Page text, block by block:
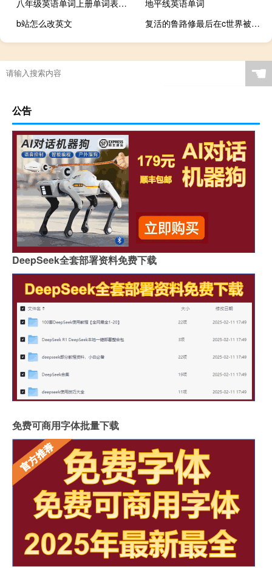
八年级英语单词上册单词表人教版
地平线英语单词
b站怎么改英文
复活的鲁路修最后在c世界被谁救了 复活的鲁鲁修剧场版
☚
公告
DeepSeek全套部署资料免费下载
免费可商用字体批量下载